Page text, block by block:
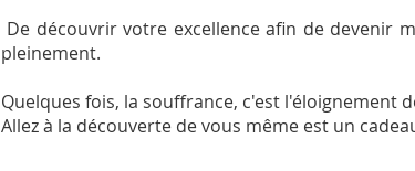
De découvrir votre excellence afin de devenir
pleinement.
Quelques fois, la souffrance, c'est l'éloignement
Allez à la découverte de vous même est un